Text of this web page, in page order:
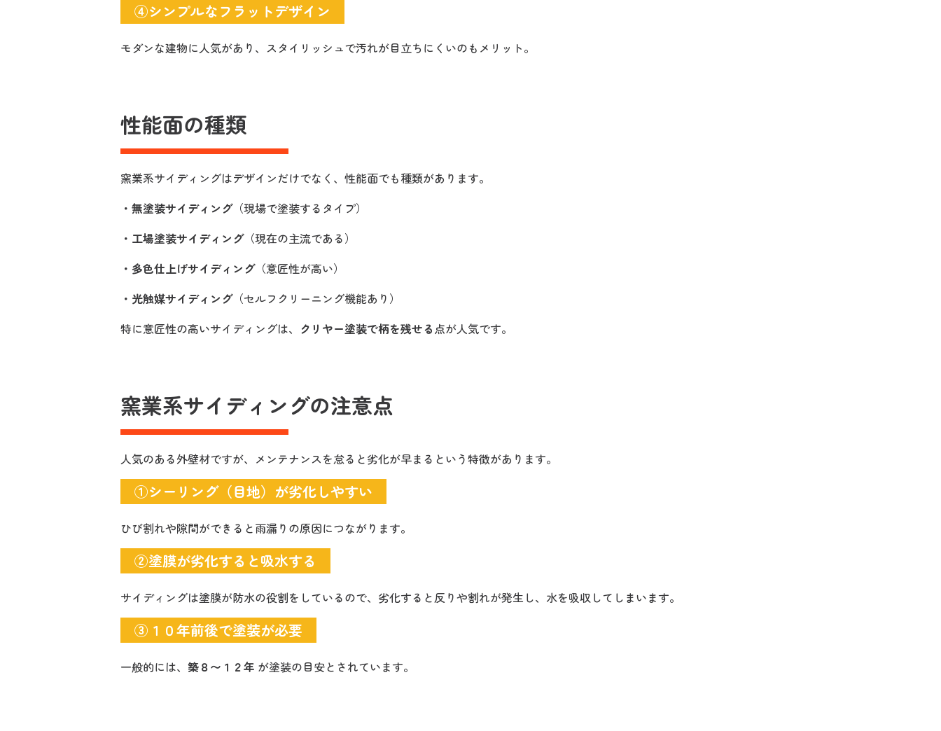
④シンプルなフラットデザイン
モダンな建物に人気があり、スタイリッシュで汚れが目立ちにくいのもメリット。
性能面の種類
窯業系サイディングはデザインだけでなく、性能面でも種類があります。
・無塗装サイディング（現場で塗装するタイプ）
・工場塗装サイディング（現在の主流である）
・多色仕上げサイディング（意匠性が高い）
・光触媒サイディング（セルフクリーニング機能あり）
特に意匠性の高いサイディングは、 クリヤー塗装で柄を残せる点が人気です。
窯業系サイディングの注意点
人気のある外壁材ですが、メンテナンスを怠ると劣化が早まるという特徴があります。
①シーリング（目地）が劣化しやすい
ひび割れや隙間ができると雨漏りの原因につながります。
②塗膜が劣化すると吸水する
サイディングは塗膜が防水の役割をしているので、劣化すると反りや割れが発生し、水を吸収してしまいます。
③１０年前後で塗装が必要
一般的には、 築８〜１２年 が塗装の目安とされています。